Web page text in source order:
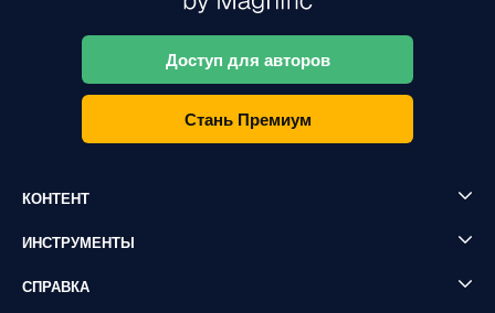
Доступ для авторов
Стань Премиум
КОНТЕНТ
ИНСТРУМЕНТЫ
СПРАВКА